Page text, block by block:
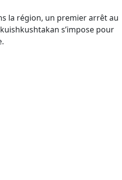
la région, un premier arrêt au
s’impose pour